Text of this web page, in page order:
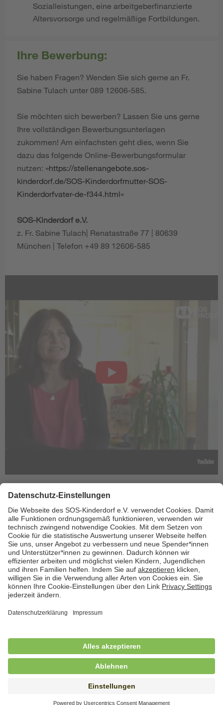
Sozialleistungen, eine arbeitgeberfinanzierte
Altersvorsorge und regelmäßige Fortbildungen.
Ihre Bewerbung:
Sie haben Fragen? Wenden Sie sich gerne an Fr.
Sabine Tulach unter 089 12606-585.
Sie möchten sich bewerben? Lassen Sie uns gerne
Ihre vollständigen Bewerbungsunterlagen
zukommen! Am einfachsten geht dies, wenn Sie
dazu das folgende Online-Bewerbungsformular
nutzen:
https://stellenangebote.sos-
kinderdorf.de/SOS-Kinderdorfmutter-SOS-
Kinderdorfvater-de-f344.html
SOS-Kinderdorf e.V.
z. Fr. Sabine Tulach| Renatastraße 77 | 80639
München | Telefon +49 89 12606-585
Zurück zum Stellenmarkt
Kontakt